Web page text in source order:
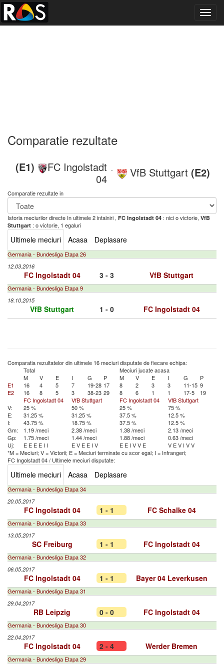
Comparatie rezultate
(E1)
FC Ingolstadt
04
- VfB Stuttgart (E2)
Comparatie rezultate in
Istoria meciurilor directe In ultimele 2 intalniri , FC Ingolstadt 04 : nici o victorie, VfB
Stuttgart : o victorie, 1 egaluri
Ultimele meciuri Acasa Deplasare
Germania - Bundesliga Etapa 26
12.03.2016
FC Ingolstadt 04 3 - 3 VfB Stuttgart
Germania - Bundesliga Etapa 9
18.10.2015
VfB Stuttgart 1 - 0 FC Ingolstadt 04
Comparatia rezultatelor din ultimele 16 meciuri disputate de fiecare echipa:
Total
Meciuri jucate acasa
M
V E I G P M V E I G
P
E1
16 4 5 7 19-28 17 8 2 3 3 11-15 9
E2
16 8 5 3 38-23 29 8 6 1 1 17-5
19
FC Ingolstadt 04
VfB Stuttgart FC Ingolstadt 04
VfB Stuttgart
V:
25 % 50 % 25 %
75 %
E:
31.25 % 31.25 % 37.5 %
12.5 %
I:
43.75 % 18.75 % 37.5 %
12.5 %
Gm:
1.19 /meci 2.38 /meci 1.38 /meci
2.13 /meci
Gp:
1.75 /meci 1.44 /meci 1.88 /meci
0.63 /meci
Uj:
E E E E I I EV E E I V E E I VV E V EV I VV
*M = Meciuri; V = Victorii; E = Meciuri terminate cu scor egal; I = Infrangeri;
FC Ingolstadt 04/ Ultimele meciuri disputate:
Ultimele meciuri Acasa Deplasare
Germania - Bundesliga Etapa 34
20.05.2017
FC Ingolstadt 04 1 - 1 FC Schalke 04
Germania - Bundesliga Etapa 33
13.05.2017
SC Freiburg 1 - 1 FC Ingolstadt 04
Germania - Bundesliga Etapa 32
06.05.2017
FC Ingolstadt 04 1 - 1 Bayer 04 Leverkusen
Germania - Bundesliga Etapa 31
29.04.2017
RB Leipzig 0 - 0 FC Ingolstadt 04
Germania - Bundesliga Etapa 30
22.04.2017
FC Ingolstadt 04 2 - 4 Werder Bremen
Germania - Bundesliga Etapa 29